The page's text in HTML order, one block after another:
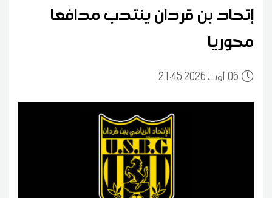
إتحاد بن قردان ينتدب مدافعا
محوريا
0621:45 2026 أوت